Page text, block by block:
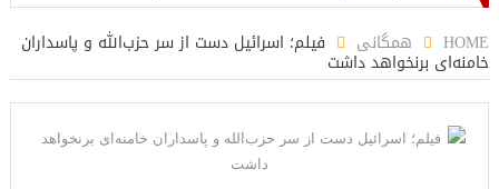
اسرائیل: حزب‌الله توافق آتش‌بس را نقض کرده، اقدام قاطعانه‌ای
در راه است
حمله دوباره حوثی‌ها به عربستان؛ سپاه: هیچ توافقی را نهایی
HOME همگانی فیلم؛ اسرائیل دست از سر حزب‌الله و پاسداران
خامنه‌ای برنخواهد داشت